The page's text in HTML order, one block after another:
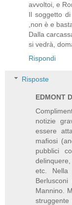
avvoltoi, e
Il soggetto
,non è e
Dalla
si vedrà,
Rispondi
Risposte
EDMONT
notizie
essere
mafiosi
pubblici
etc.
Mannino.